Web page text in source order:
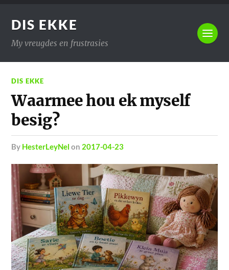
DIS EKKE
My vreugdes en frustrasies
DIS EKKE
Waarmee hou ek myself
besig?
by HesterLeyNel on 2017-04-23